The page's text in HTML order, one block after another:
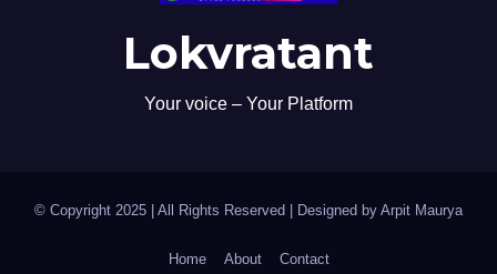
Lokvratant
Your voice – Your Platform
© Copyright 2025 | All Rights Reserved | Designed by Arpit Maurya
Home About Contact